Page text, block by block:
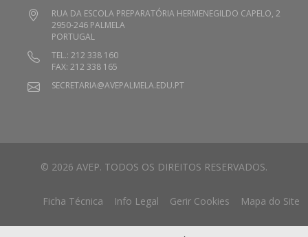
RUA DA ESCOLA PREPARATÓRIA HERMENEGILDO CAPELO, 2
2950-246 PALMELA
PORTUGAL
TEL.: 212 338 160
FAX: 212 338 165
SECRETARIA@AVEPALMELA.EDU.PT
© 2026 AVEP. TODOS OS DIREITOS RESERVADOS.
Ficha Técnica Info Legal Gerir Cookies Mapa do Site